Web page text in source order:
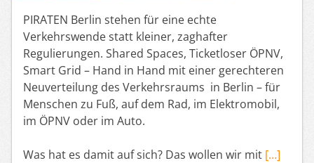
PIRATEN Berlin stehen für eine echte
Verkehrswende statt kleiner, zaghafter
Regulierungen. Shared Spaces, Ticketloser ÖPNV,
Smart Grid – Hand in Hand mit einer gerechteren
Neuverteilung des Verkehrsraums in Berlin – für
Menschen zu Fuß, auf dem Rad, im Elektromobil,
im ÖPNV oder im Auto.
Was hat es damit auf sich? Das wollen wir mit […]